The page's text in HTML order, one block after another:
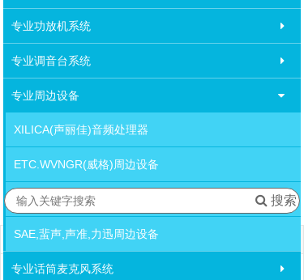
专业功放机系统
专业调音台系统
专业周边设备
XILICA(声丽佳)音频处理器
ETC.WVNGR(威格)周边设备
DBX,TC,ASHLY周边设备
SAE,蜚声,声准,力迅周边设备
专业话筒麦克风系统
搜索
WVNGR威格 D-0808八进八出音频矩阵处
理器
宝贝详情 资料下载
简介 D-0808是一款8进8出的自动混音媒体矩阵，配备8路模拟